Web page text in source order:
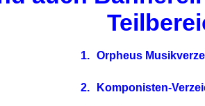
1. Orpheus
2. Komponisten-